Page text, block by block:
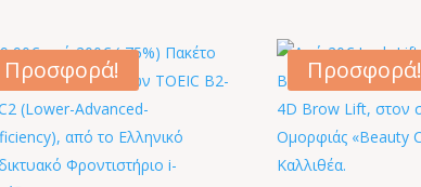
Προσφορά! Προσφορά!